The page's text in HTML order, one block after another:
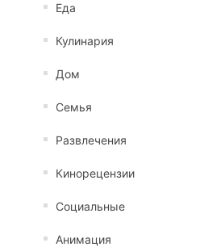
Еда
Кулинария
Дом
Семья
Развлечения
Кинорецензии
Социальные
Анимация